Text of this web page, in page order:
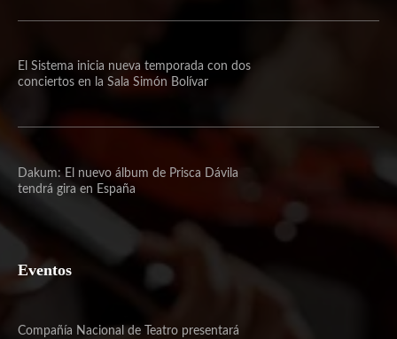
El Sistema inicia nueva temporada con dos
conciertos en la Sala Simón Bolívar
Dakum: El nuevo álbum de Prisca Dávila
tendrá gira en España
Eventos
Compañía Nacional de Teatro presentará